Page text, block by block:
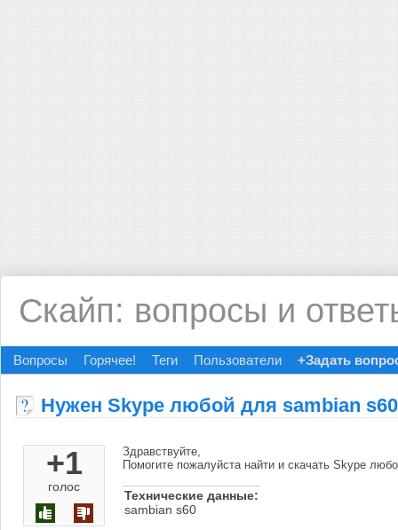
Скайп: вопросы и
Вопросы Горячее! Теги Пользователи +Задать
Нужен Skype любой для sambian s60
+1
голос
Здравствуйте,
Помогите пожалуйста найти и скачать Skype
Технические данные:
sambian s60